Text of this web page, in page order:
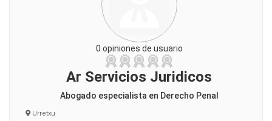
0 opiniones de usuario
Ar Servicios Juridicos
Abogado especialista en Derecho Penal
Urretxu